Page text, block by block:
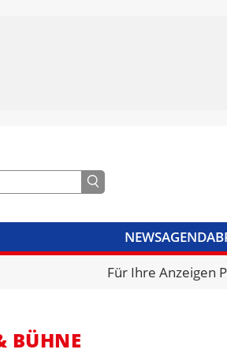
NEWSAGENDA
VIDEOSBIBLIOTHEK
Für Ihre Anzeigen
BÜHNE